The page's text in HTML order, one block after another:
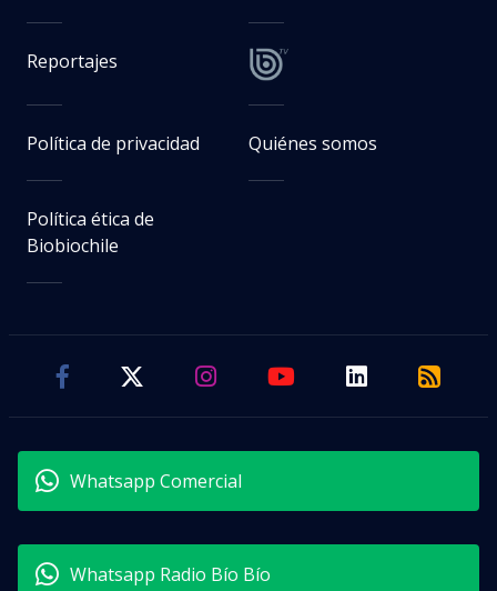
Reportajes
Política de privacidad Quiénes somos
Política ética de
Biobiochile
Whatsapp Comercial
Whatsapp Radio Bío Bío